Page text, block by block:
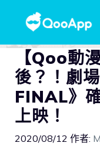
【Qoo動
後？！劇
FINAL》
上映！
2020/08/12 作者: